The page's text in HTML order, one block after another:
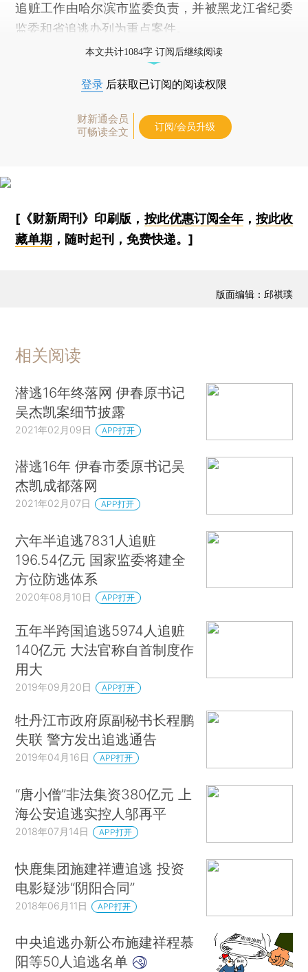
追赃工作由哈尔滨市监委负责，并被黑龙江省纪委
监委和省追逃办列为重点案件。
本文共计1084字 订阅后继续阅读
登录 后获取已订阅的阅读权限
财新通会员
可畅读全文
订阅/会员升级
[《财新周刊》印刷版， 按此优惠订阅全年， 按此收
藏单期 ，随时起刊，免费快递。]
版面编辑：邱祺璞
相关阅读
潜逃16年终落网 伊春原书记
吴杰凯案细节披露
2021年02月09日 APP打开
潜逃16年 伊春市委原书记吴
杰凯成都落网
2021年02月07日 APP打开
六年半追逃7831人追赃
196.54亿元 国家监委将建全
方位防逃体系
2020年08月10日 APP打开
五年半跨国追逃5974人追赃
140亿元 大法官称自首制度作
用大
2019年09月20日 APP打开
牡丹江市政府原副秘书长程鹏
失联 警方发出追逃通告
2019年04月16日 APP打开
“唐小僧”非法集资380亿元 上
海公安追逃实控人邬再平
2018年07月14日 APP打开
快鹿集团施建祥遭追逃 投资
电影疑涉“阴阳合同”
2018年06月11日 APP打开
中央追逃办新公布施建祥程慕
阳等50人追逃名单